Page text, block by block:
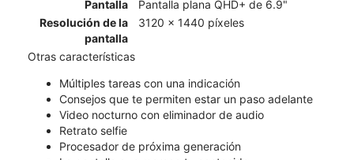
Pantalla
Pantalla plana QHD+ de 6.9"
Resolución de la
pantalla
3120 x 1440 píxeles
Otras características
Múltiples tareas con una indicación
Consejos que te permiten estar un paso adelante
Video nocturno con eliminador de audio
Retrato selfie
Procesador de próxima generación